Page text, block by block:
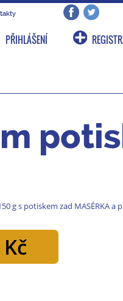
PŘIHLÁŠENÍ
g s potiskem zad MASÉRKA